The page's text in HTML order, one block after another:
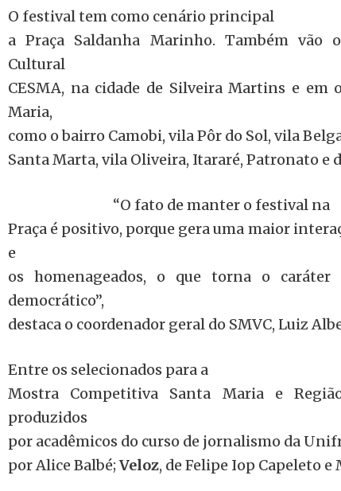
O festival tem como cenário principal
a Praça Saldanha Marinho. Também vão
Cultural
CESMA, na cidade de Silveira Martins e em
Maria,
como o bairro Camobi, vila Pôr do Sol, vila
Santa Marta, vila Oliveira, Itararé, Patronato e
“O fato de manter o festival na
Praça é positivo, porque gera uma maior
e
os homenageados, o que torna o
democrático”,
destaca o coordenador geral do SMVC, Luiz
Entre os selecionados para a
Mostra Competitiva Santa Maria e
produzidos
por acadêmicos do curso de jornalismo da
por Alice Balbé;Veloz, de Felipe Iop Capeleto e